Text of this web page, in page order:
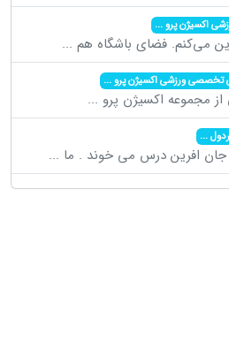
اکسیژن پرو...
می‌کنم. فضای باشگاه هم ...
تخصصی ورزشی اکسیژن پرو...
از مجموعه اکسیژن پرو ...
...
افرین درس می خوند . ما ...